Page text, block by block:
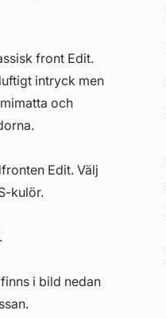
front Edit.
intryck men
och
Edit. Välj
kulör.
i bild nedan